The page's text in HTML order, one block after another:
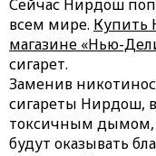
Сейчас Нирдош
всем мире. Купить
магазине «Нью-
сигарет.
Заменив
сигареты Нирдош,
токсичным дымом,
будут оказывать